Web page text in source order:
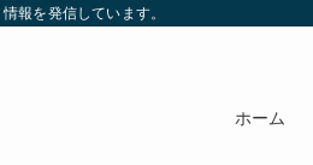
報を発信しています。
ホーム